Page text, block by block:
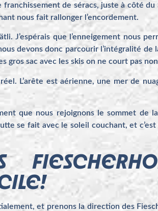
de séracs, juste à côté
nous fait rallonger l’encordement.
J’espérais que l’enneigement nous
devons donc parcourir l’intégralité de
gros sac avec les skis on ne court pas
L’arête est aérienne, une mer de
que nous rejoignons le sommet de
se fait avec le soleil couchant, et
et prenons la direction des